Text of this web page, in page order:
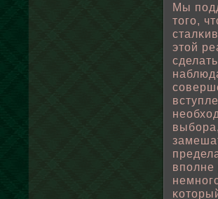
Мы
того,
этοй